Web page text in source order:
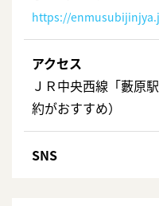
https://
アクセス
ＪＲ中央西線「藪原
約がおすすめ）
SNS